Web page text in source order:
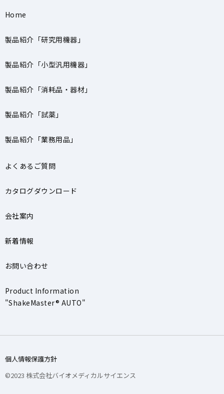
Home
製品紹介「研究用機器」
製品紹介「小型汎用機器」
製品紹介「消耗品・器材」
製品紹介「試薬」
製品紹介「業務用品」
よくあるご質問
カタログダウンロード
会社案内
新着情報
お問い合わせ
Product Information
"ShakeMaster® AUTO"
個人情報保護方針
©2023 株式会社バイオメディカルサイエンス